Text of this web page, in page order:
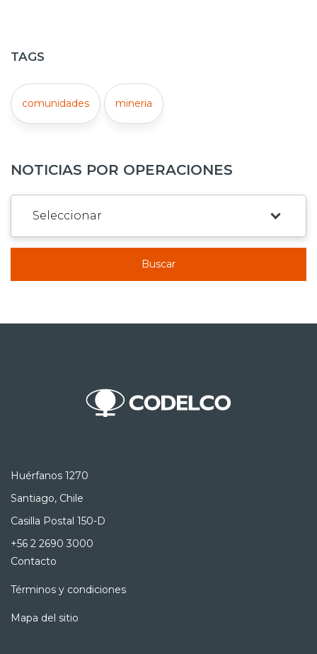
TAGS
comunidades mineria
NOTICIAS POR OPERACIONES
Buscar
Huérfanos 1270
Santiago, Chile
Casilla Postal 150-D
+56 2 2690 3000
Contacto
Términos y condiciones
Mapa del sitio